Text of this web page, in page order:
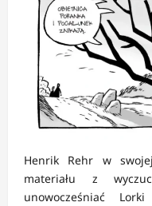
Henrik Rehr w
materiału z
unowocześniać